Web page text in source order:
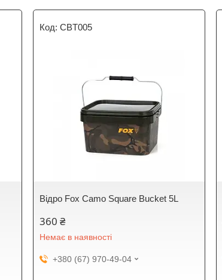
CBT005
Відро Fox Camo Square Bucket 5L
360 ₴
Немає в наявності
+380 (67) 970-49-04